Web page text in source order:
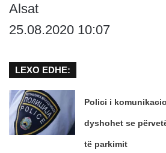
Alsat
25.08.2020 10:07
LEXO EDHE:
Polici i
dyshohet se
të parkimit